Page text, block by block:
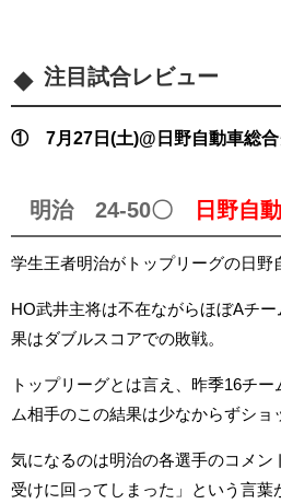
注目試合レビュー
① 7月27日(土)@日野自動車総合
明治 24-50〇 日野自
学生王者明治がトップリーグの日野
HO武井主将は不在ながらほぼAチ
果はダブルスコアでの敗戦。
トップリーグとは言え、昨季16チ
ム相手のこの結果は少なからずショ
気になるのは明治の各選手のコメン
受けに回ってしまった」という言葉